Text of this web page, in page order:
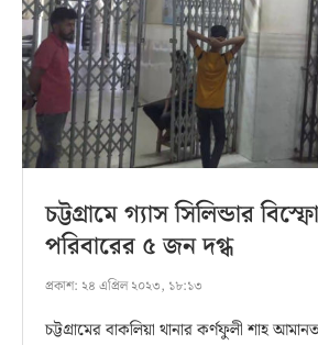
চট্টগ্রামে গ্যাস সিলিন্ডার
পরিবারের ৫ জন দগ্ধ
প্রকাশ: ২৪ এপ্রিল ২০২৩, ১৮:১৩
চট্টগ্রামের বাকলিয়া থানার কর্ণফুলী শাহ